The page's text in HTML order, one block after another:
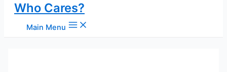
Who Cares?
Main Menu